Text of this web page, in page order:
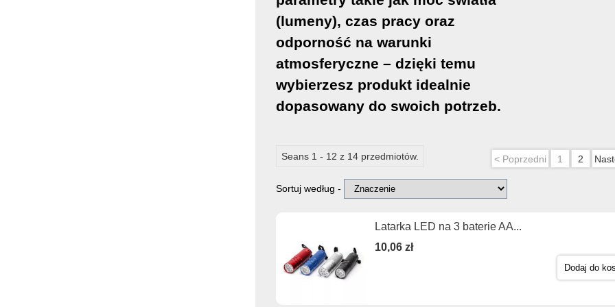
(lumeny), czas pracy oraz
odporność na warunki
atmosferyczne – dzięki temu
wybierzesz produkt idealnie
dopasowany do swoich potrzeb.
Seans 1 - 12 z 14 przedmiotów. < Poprzedni 1 2
Sortuj według -
Latarka LED na 3 baterie AA...
10,06 zł
Dodaj do